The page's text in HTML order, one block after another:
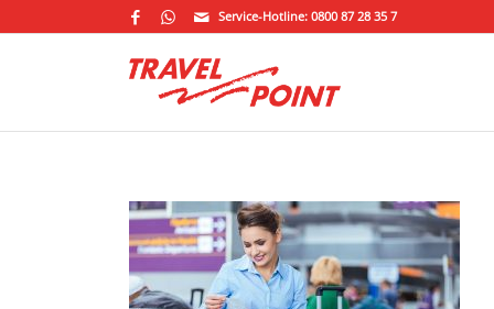
Service-Hotline: 0800 87 28 35 7